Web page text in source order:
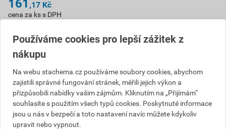
161 ,17 Kč
cena za ks s DPH
Do košíku
do košíku přidáte 0,5 l
161,17 Kč celkem s DPH
Používáme cookies pro lepší zážitek z
nákupu
Na webu stachema.cz používáme soubory cookies, abychom
zajistili správné fungování stránek, měřili jejich výkon a
přizpůsobili nabídky vašim zájmům. Kliknutím na „Přijímám“
souhlasíte s použitím všech typů cookies. Poskytnuté informace
jsou u nás v bezpečí a toto nastavení navíc můžete kdykoliv
upravit nebo vypnout.